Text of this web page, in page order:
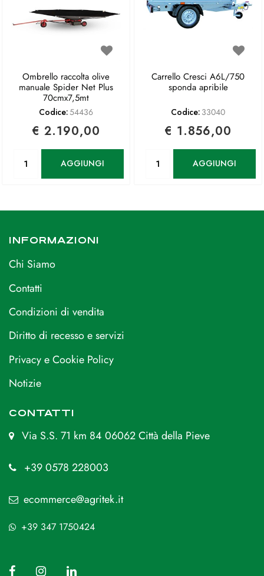
Ombrello raccolta olive
manuale Spider Net Plus
70cmx7,5mt
Codice:54436
€ 2.190,00
AGGIUNGI
Carrello Cresci A6L/750
sponda apribile
Codice: 33040
€ 1.856,00
AGGIUNGI
INFORMAZIONI
Chi Siamo
Contatti
Condizioni di vendita
Diritto di recesso e servizi
Privacy e Cookie Policy
Notizie
CONTATTI
Via S.S. 71 km 84 06062 Città della Pieve
+39 0578 228003
ecommerce@agritek.it
+39 347 1750424